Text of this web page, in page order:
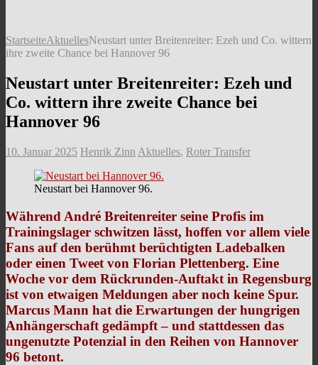
StartseiteAktuellesNeustart unter Breitenreiter: Ezeh und Co. wittern
ihre zweite Chance bei Hannover 96
Neustart unter Breitenreiter: Ezeh und
Co. wittern ihre zweite Chance bei
Hannover 96
10. Januar 2025 Henrik Zinn Aktuelles, Roter Transfer
Neustart bei Hannover 96.
Während André Breitenreiter seine Profis im
Trainingslager schwitzen lässt, hoffen vor allem viele
Fans auf den berühmt berüchtigten Ladebalken
oder einen Tweet von Florian Plettenberg. Eine
Woche vor dem Rückrunden-Auftakt in Regensburg
ist von etwaigen Meldungen aber noch keine Spur.
Marcus Mann hat die Erwartungen der hungrigen
Anhängerschaft gedämpft – und stattdessen das
ungenutzte Potenzial in den Reihen von Hannover
96 betont.